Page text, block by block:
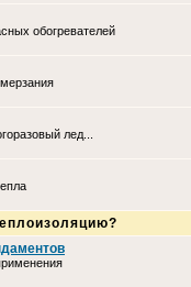
обогревателей
лед...